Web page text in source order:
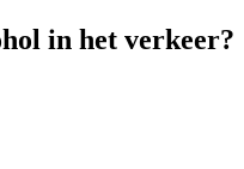
in het verkeer?